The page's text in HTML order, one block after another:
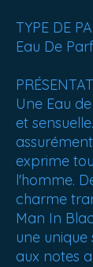
TYPE DE
Eau De
Une Eau
et
exprime
l'homme.
charme
Man In
une unique
aux notes